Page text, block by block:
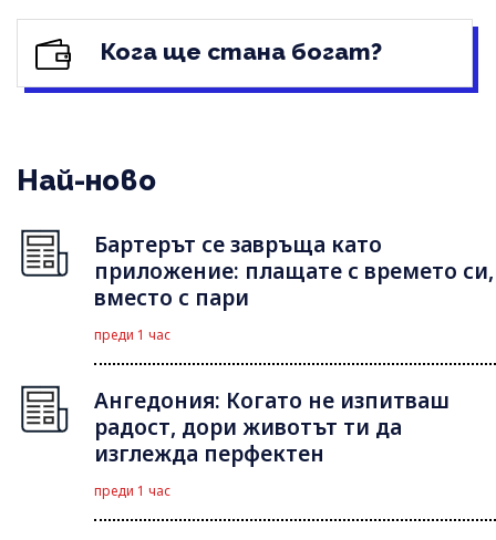
Кога ще стана богат?
Най-ново
Бартерът се завръща като
приложение: плащате с времето си,
вместо с пари
преди 1 час
Ангедония: Когато не изпитваш
радост, дори животът ти да
изглежда перфектен
преди 1 час